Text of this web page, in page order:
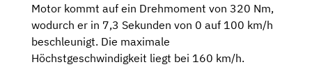
Motor kommt auf ein Drehmoment von 320 Nm,
wodurch er in 7,3 Sekunden von 0 auf 100 km/h
beschleunigt. Die maximale
Höchstgeschwindigkeit liegt bei 160 km/h.